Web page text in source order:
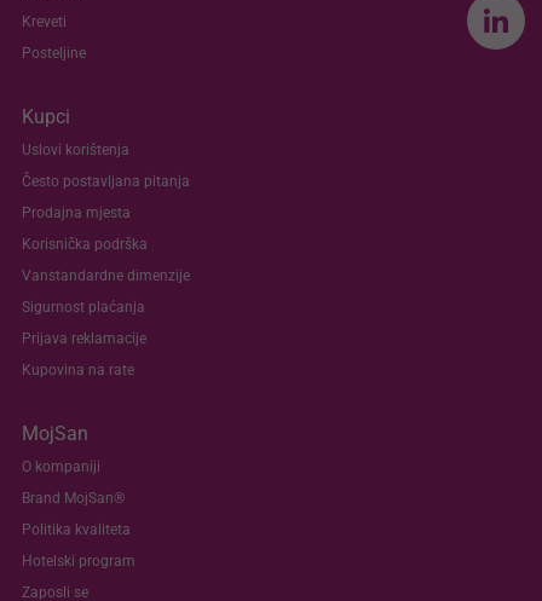
Kreveti
Posteljine
Kupci
Uslovi korištenja
Često postavljana pitanja
Prodajna mjesta
Korisnička podrška
Vanstandardne dimenzije
Sigurnost plaćanja
Prijava reklamacije
Kupovina na rate
MojSan
O kompaniji
Brand MojSan®
Politika kvaliteta
Hotelski program
Zaposli se